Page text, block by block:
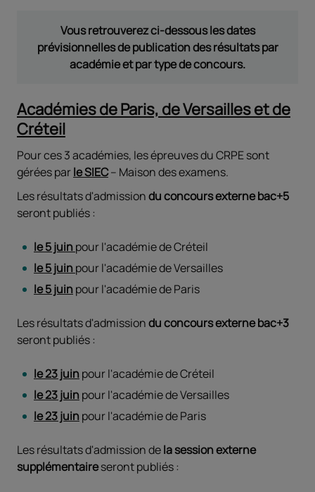
Vous retrouverez ci-dessous les dates
prévisionnelles de publication des résultats par
académie et par type de concours.
Académies de Paris, de Versailles et de
Créteil
Pour ces 3 académies, les épreuves du CRPE sont
gérées parle SIEC– Maison des examens.
Les résultats d'admissiondu concours externe bac+5
seront publiés :
le 5 juinpour l'académie de Créteil
le 5 juinpour l'académie de Versailles
le 5 juinpour l'académie de Paris
Les résultats d'admissiondu concours externe bac+3
seront publiés :
le 23 juinpour l'académie de Créteil
le 23 juinpour l'académie de Versailles
le 23 juinpour l'académie de Paris
Les résultats d'admission dela session externe
supplémentaireseront publiés :